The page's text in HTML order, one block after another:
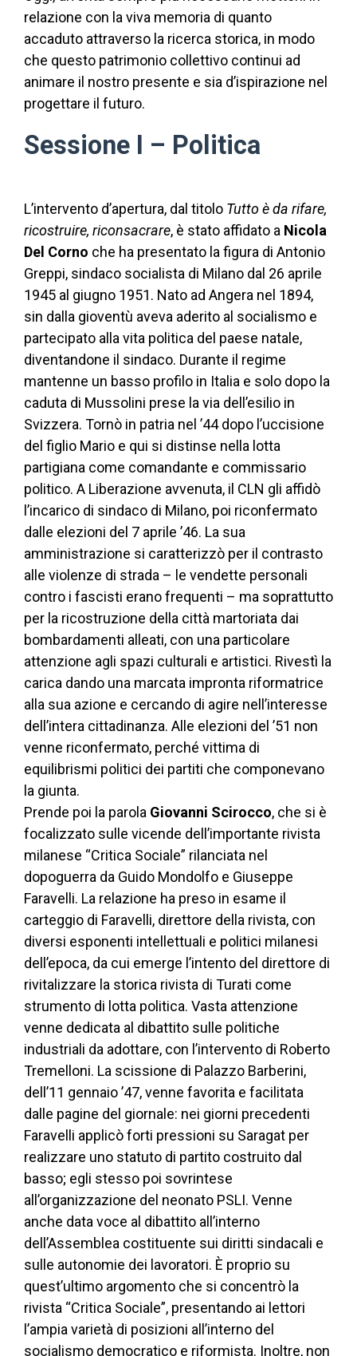
relazione con la viva memoria di quanto
accaduto attraverso la ricerca storica, in modo
che questo patrimonio collettivo continui ad
animare il nostro presente e sia d’ispirazione nel
progettare il futuro.
Sessione I – Politica
L’intervento d’apertura, dal titolo Tutto è da rifare,
ricostruire, riconsacrare, è stato affidato a Nicola
Del Corno che ha presentato la figura di Antonio
Greppi, sindaco socialista di Milano dal 26 aprile
1945 al giugno 1951. Nato ad Angera nel 1894,
sin dalla gioventù aveva aderito al socialismo e
partecipato alla vita politica del paese natale,
diventandone il sindaco. Durante il regime
mantenne un basso profilo in Italia e solo dopo la
caduta di Mussolini prese la via dell’esilio in
Svizzera. Tornò in patria nel ’44 dopo l’uccisione
del figlio Mario e qui si distinse nella lotta
partigiana come comandante e commissario
politico. A Liberazione avvenuta, il CLN gli affidò
l’incarico di sindaco di Milano, poi riconfermato
dalle elezioni del 7 aprile ’46. La sua
amministrazione si caratterizzò per il contrasto
alle violenze di strada – le vendette personali
contro i fascisti erano frequenti – ma soprattutto
per la ricostruzione della città martoriata dai
bombardamenti alleati, con una particolare
attenzione agli spazi culturali e artistici. Rivestì la
carica dando una marcata impronta riformatrice
alla sua azione e cercando di agire nell’interesse
dell’intera cittadinanza. Alle elezioni del ’51 non
venne riconfermato, perché vittima di
equilibrismi politici dei partiti che componevano
la giunta.
Prende poi la parola Giovanni Scirocco, che si è
focalizzato sulle vicende dell’importante rivista
milanese “Critica Sociale” rilanciata nel
dopoguerra da Guido Mondolfo e Giuseppe
Faravelli. La relazione ha preso in esame il
carteggio di Faravelli, direttore della rivista, con
diversi esponenti intellettuali e politici milanesi
dell’epoca, da cui emerge l’intento del direttore di
rivitalizzare la storica rivista di Turati come
strumento di lotta politica. Vasta attenzione
venne dedicata al dibattito sulle politiche
industriali da adottare, con l’intervento di Roberto
Tremelloni. La scissione di Palazzo Barberini,
dell’11 gennaio ’47, venne favorita e facilitata
dalle pagine del giornale: nei giorni precedenti
Faravelli applicò forti pressioni su Saragat per
realizzare uno statuto di partito costruito dal
basso; egli stesso poi sovrintese
all’organizzazione del neonato PSLI. Venne
anche data voce al dibattito all’interno
dell’Assemblea costituente sui diritti sindacali e
sulle autonomie dei lavoratori. È proprio su
quest’ultimo argomento che si concentrò la
rivista “Critica Sociale”, presentando ai lettori
l’ampia varietà di posizioni all’interno del
socialismo democratico e riformista. Inoltre, non